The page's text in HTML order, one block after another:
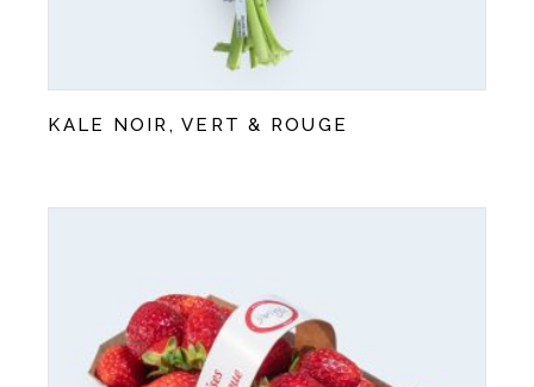
KALE NOIR, VERT & ROUGE